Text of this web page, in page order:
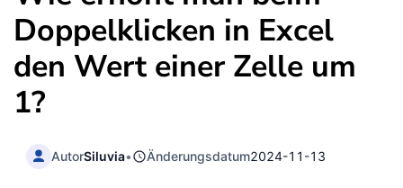
Doppelklicken in Excel
den Wert einer Zelle um
1?
AutorSiluvia• Änderungsdatum2024-11-13